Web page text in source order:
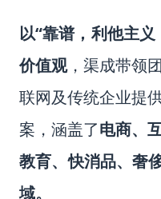
以“靠谱，利他主
价值观，渠成带领
联网及传统企业提
案，涵盖了电商、
教育、快消品、奢
域。